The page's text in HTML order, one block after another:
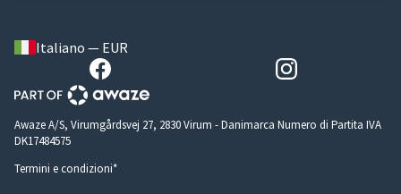
Italiano — EUR
Awaze A/S, Virumgårdsvej 27, 2830 Virum - Danimarca Numero di Partita IVA
DK17484575
Termini e condizioni*